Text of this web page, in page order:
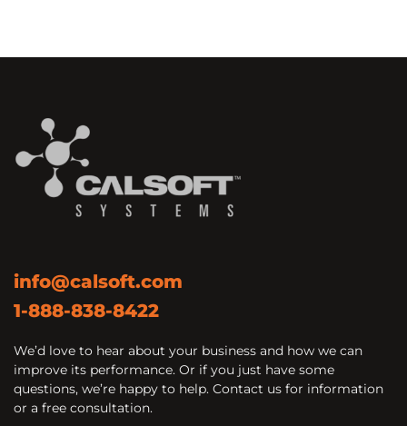
info@calsoft.com
1-888-838-8422
We’d love to hear about your business and how we can
improve its performance. Or if you just have some
questions, we’re happy to help. Contact us for information
or a free consultation.